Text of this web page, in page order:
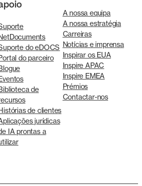
do eDOCS
do parceiro
de
de clientes
jurídicas
IA prontas a
A nossa equipa
A nossa estratégia
Carreiras
Notícias e imprensa
Inspirar os EUA
Inspire APAC
Inspire EMEA
Prémios
Contactar-nos